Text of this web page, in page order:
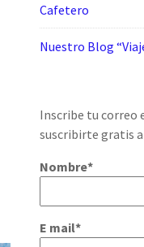
Cafetero
Nuestro Blog
Inscribe tu correo
suscribirte gratis
Nombre*
E mail*